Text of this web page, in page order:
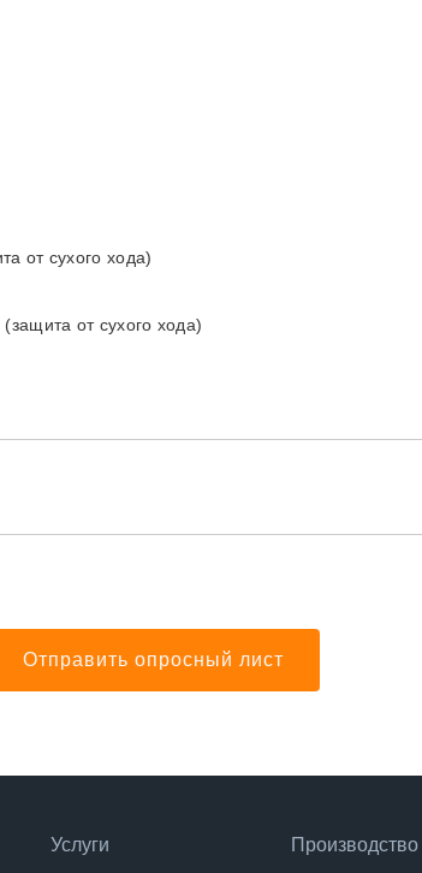
от сухого хода)
от сухого хода)
Отправить опросный лист
Услуги
Производство